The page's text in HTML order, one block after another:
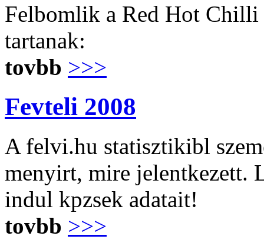
Felbomlik a Red Hot Chilli
tartanak:
tovbb >>>
Fevteli 2008
A felvi.hu statisztikibl
menyirt, mire jelentkezett.
indul kpzsek adatait!
tovbb >>>